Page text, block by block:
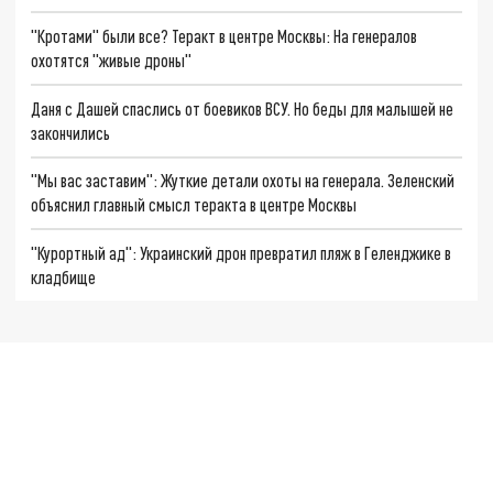
"Кротами" были все? Теракт в центре Москвы: На генералов
охотятся "живые дроны"
Даня с Дашей спаслись от боевиков ВСУ. Но беды для малышей не
закончились
"Мы вас заставим": Жуткие детали охоты на генерала. Зеленский
объяснил главный смысл теракта в центре Москвы
"Курортный ад": Украинский дрон превратил пляж в Геленджике в
кладбище